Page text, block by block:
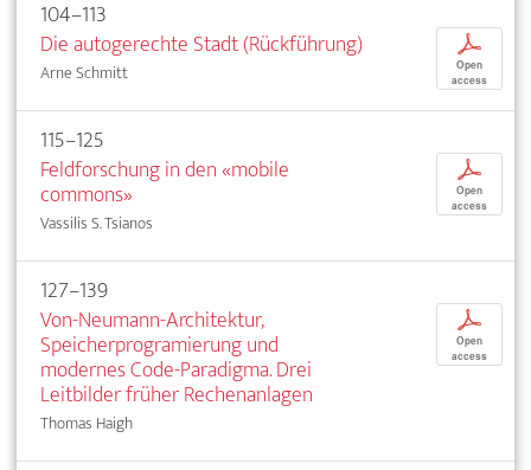
104–113
Die autogerechte Stadt (Rückführung)
Arne Schmitt
p
Open
access
115–125
Feldforschung in den «mobile
commons»
Vassilis S. Tsianos
p
Open
access
127–139
Von-Neumann-Architektur,
Speicherprogramierung und
modernes Code-Paradigma. Drei
Leitbilder früher Rechenanlagen
Thomas Haigh
p
Open
access